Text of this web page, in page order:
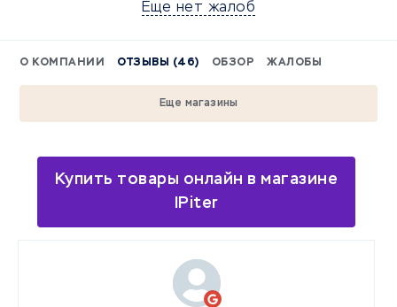
Еще нет жалоб
О КОМПАНИИ ОТЗЫВЫ (46) ОБЗОР ЖАЛОБЫ
Еще магазины
Купить товары онлайн в магазине
IPiter